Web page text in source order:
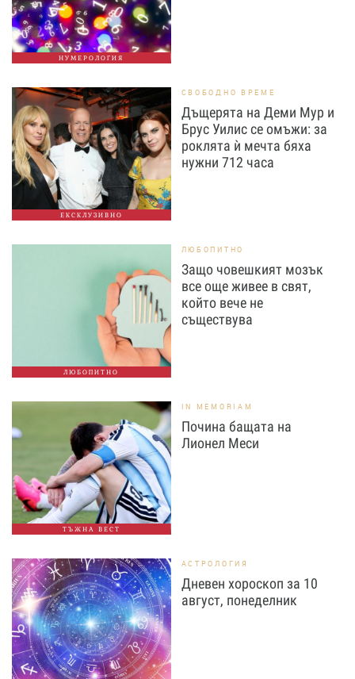
НУМЕРОЛОГИЯ
ЕКСКЛУЗИВНО
СВОБОДНО ВРЕМЕ
Дъщерята на Деми Мур и
Брус Уилис се омъжи: за
роклята ѝ мечта бяха
нужни 712 часа
ЛЮБОПИТНО
ЛЮБОПИТНО
Защо човешкият мозък
все още живее в свят,
който вече не
съществува
ТЪЖНА ВЕСТ
IN MEMORIAM
Почина бащата на
Лионел Меси
АСТРОЛОГИЯ
Дневен хороскоп за 10
август, понеделник